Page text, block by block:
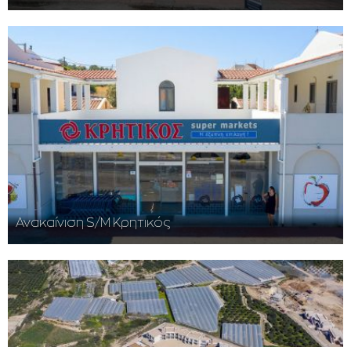
Ανακαίνιση S/M Κρητικός